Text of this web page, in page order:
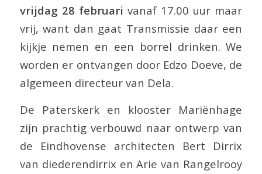
vrijdag 28 februari vanaf 17.00 uur maar
vrij, want dan gaat Transmissie daar een
kijkje nemen en een borrel drinken. We
worden er ontvangen door Edzo Doeve, de
algemeen directeur van Dela.
De Paterskerk en klooster Mariënhage
zijn prachtig verbouwd naar ontwerp van
de Eindhovense architecten Bert Dirrix
van diederendirrix en Arie van Rangelrooy